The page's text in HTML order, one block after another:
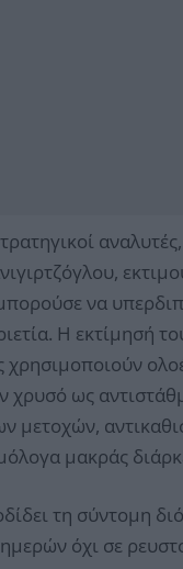
να
Η εκτίμησή
χρησιμοποιούν
χρυσό ως
μετοχών,
μακράς
τη σύντομη
όχι σε